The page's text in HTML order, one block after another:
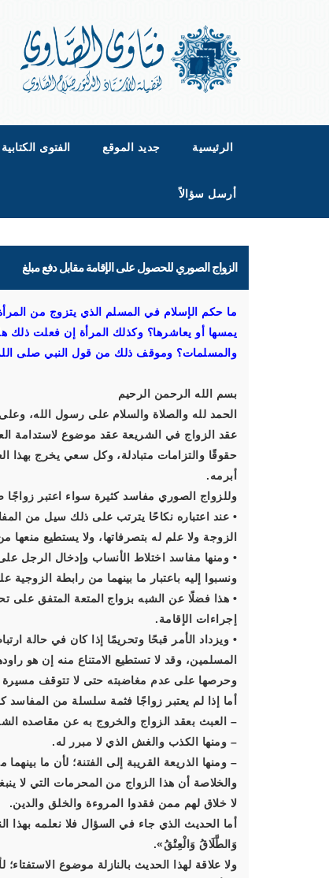
الرئيسية جديد الموقع الفتوى الكتابية
أرسل سؤالاً
الزواج الصوري للحصول على الإقامة مقابل دفع مبلغ
ما حكم الإسلام في المسلم الذي يتزوج من
يمسها أو يعاشرها؟ وكذلك المرأة إن فعلت ذلك
والمسلمات؟ وموقف ذلك من قول النبي صلى
بسم الله الرحمن الرحيم
الحمد لله والصلاة والسلام على رسول الله،
عقد الزواج في الشريعة عقد موضوع لاستدامة
حقوقًا والتزامات متبادلة، وكل سعي يخرج
أبرمه.
وللزواج الصوري مفاسد كثيرة سواء اعتبر زواجًا
• عند اعتباره نكاحًا يترتب على ذلك سيل من
الزوجة ولا علم له بتصرفاتها، ولا يستطيع
• ومنها مفاسد اختلاط الأنساب وإدخال الرجل
ونسبوا إليه باعتبار ما بينهما من رابطة الزوجية
• هذا فضلًا عن الشبه بزواج المتعة المتفق على
إجراءات الإقامة.
• ويزداد الأمر قبحًا وتحريمًا إذا كان في حالة
المسلمين، وقد لا تستطيع الامتناع منه إن هو
وحرصها على عدم مغاضبته حتى لا تتوقف مسيرة
أما إذا لم يعتبر زواجًا فثمة سلسلة من المفاسد
– العبث بعقد الزواج والخروج به عن مقاصده
– ومنها الكذب والغش الذي لا مبرر له.
– ومنها الذريعة القريبة إلى الفتنة؛ لأن ما
والخلاصة أن هذا الزواج من المحرمات التي لا
لا خلاق لهم ممن فقدوا المروءة والخلق والدين.
أما الحديث الذي جاء في السؤال فلا نعلمه بهذا
وَالطَّلَاقُ وَالْعِتْقُ».
ولا علاقة لهذا الحديث بالنازلة موضوع